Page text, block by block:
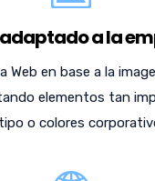
a la
Web en base a la
elementos tan
o colores